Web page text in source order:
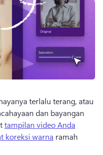
terlalu terang, atau
dan bayangan
tampilan video Anda
koreksi warna ramah